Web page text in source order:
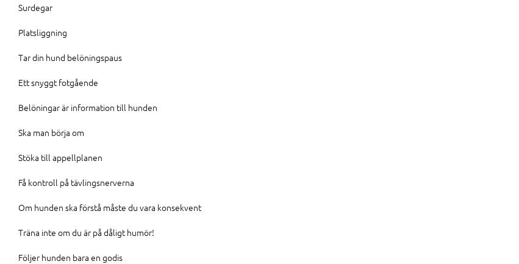
Surdegar
Platsliggning
Tar din hund belöningspaus
Ett snyggt fotgående
Belöningar är information till hunden
Ska man börja om
Stöka till appellplanen
Få kontroll på tävlingsnerverna
Om hunden ska förstå måste du vara konsekvent
Träna inte om du är på dåligt humör!
Följer hunden bara en godis